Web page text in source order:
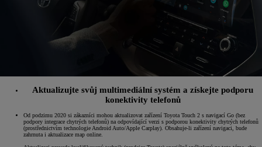
Aktualizujte svůj multimediální systém a získejte podporu
konektivity telefonů
Od podzimu 2020 si zákazníci mohou aktualizovat zařízení Toyota Touch 2 s navigací Go (bez
podpory integrace chytrých telefonů) na odpovídající verzi s podporou konektivity chytrých telefonů
(prostřednictvím technologie Android Auto/Apple Carplay). Obsahuje-li zařízení navigaci, bude
zahrnuta i aktualizace map online.